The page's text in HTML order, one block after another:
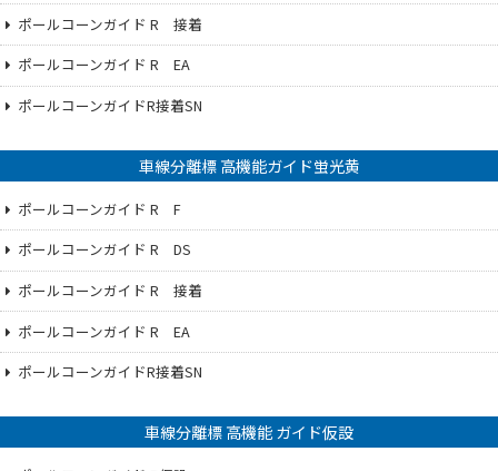
ポールコーンガイド R 接着
ポールコーンガイド R EA
ポールコーンガイドR接着SN
車線分離標 高機能ガイド蛍光黄
ポールコーンガイド R F
ポールコーンガイド R DS
ポールコーンガイド R 接着
ポールコーンガイド R EA
ポールコーンガイドR接着SN
車線分離標 高機能 ガイド仮設